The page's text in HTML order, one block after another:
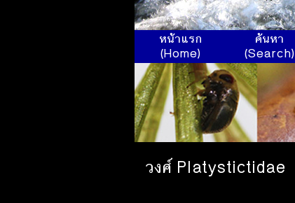
หน้าแรก
(Home)
ค้นหา
(Search)
วงศ์ Platystictidae